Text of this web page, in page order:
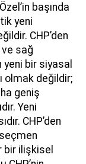
başında
yeni
CHP’den
sağ
bir siyasal
olmak değildir;
geniş
Yeni
CHP’den
bir ilişkisel